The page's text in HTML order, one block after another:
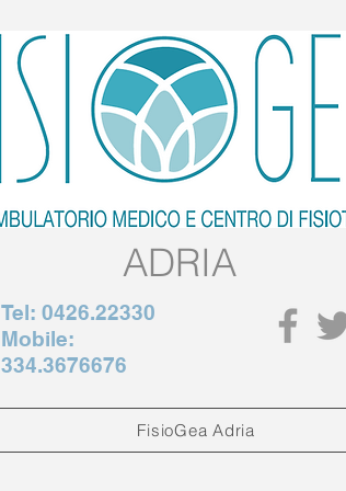
ADRIA
Tel: 0426.22330
Mobile:
334.3676676
FisioGea Adria